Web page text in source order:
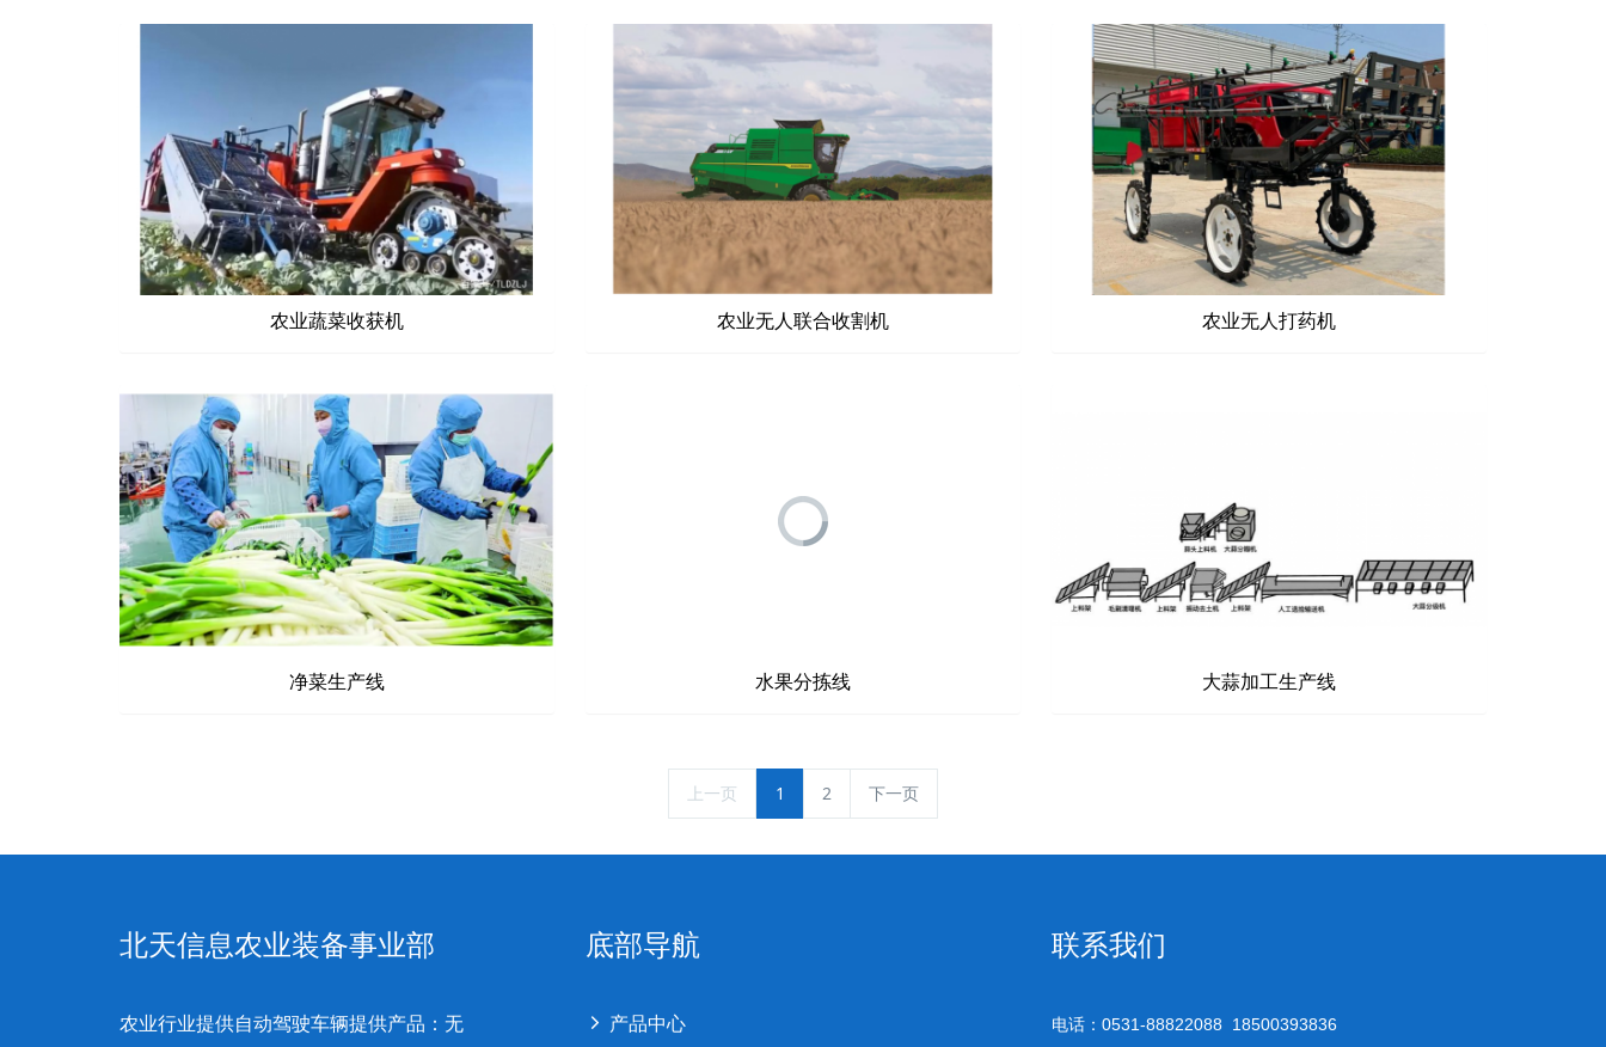
农业蔬菜收获机 农业无人联合收割机 农业无人打药机
净菜生产线 水果分拣线 大蒜加工生产线
上一页 1 2 下一页
北天信息农业装备事业部
农业行业提供自动驾驶车辆提供产品：无
底部导航
产品中心
联系我们
电话：0531-88822088 18500393836